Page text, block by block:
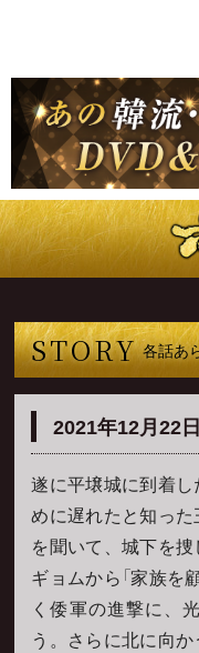
STORY 各話あ
2021年12月22日
遂に平壌城に到着
めに遅れたと知っ
を聞いて、城下を捜
ギョムから「家族を
く倭軍の進撃に、
う。さらに北に向